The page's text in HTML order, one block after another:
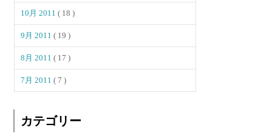
10月 2011( 18 )
9月 2011( 19 )
8月 2011( 17 )
7月 2011( 7 )
カテゴリー